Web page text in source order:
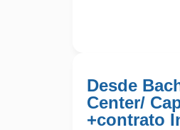
Desde
Center/
+contrato